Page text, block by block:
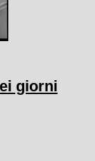
giorni